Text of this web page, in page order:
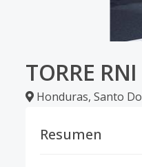
TORRE RNI
Honduras, Santo
Resumen